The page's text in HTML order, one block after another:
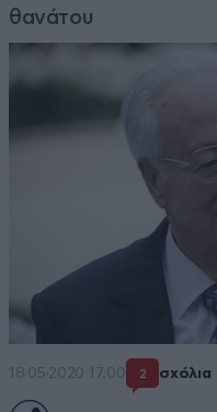
θανάτου
18·05·2020 17:00 2 σχόλια